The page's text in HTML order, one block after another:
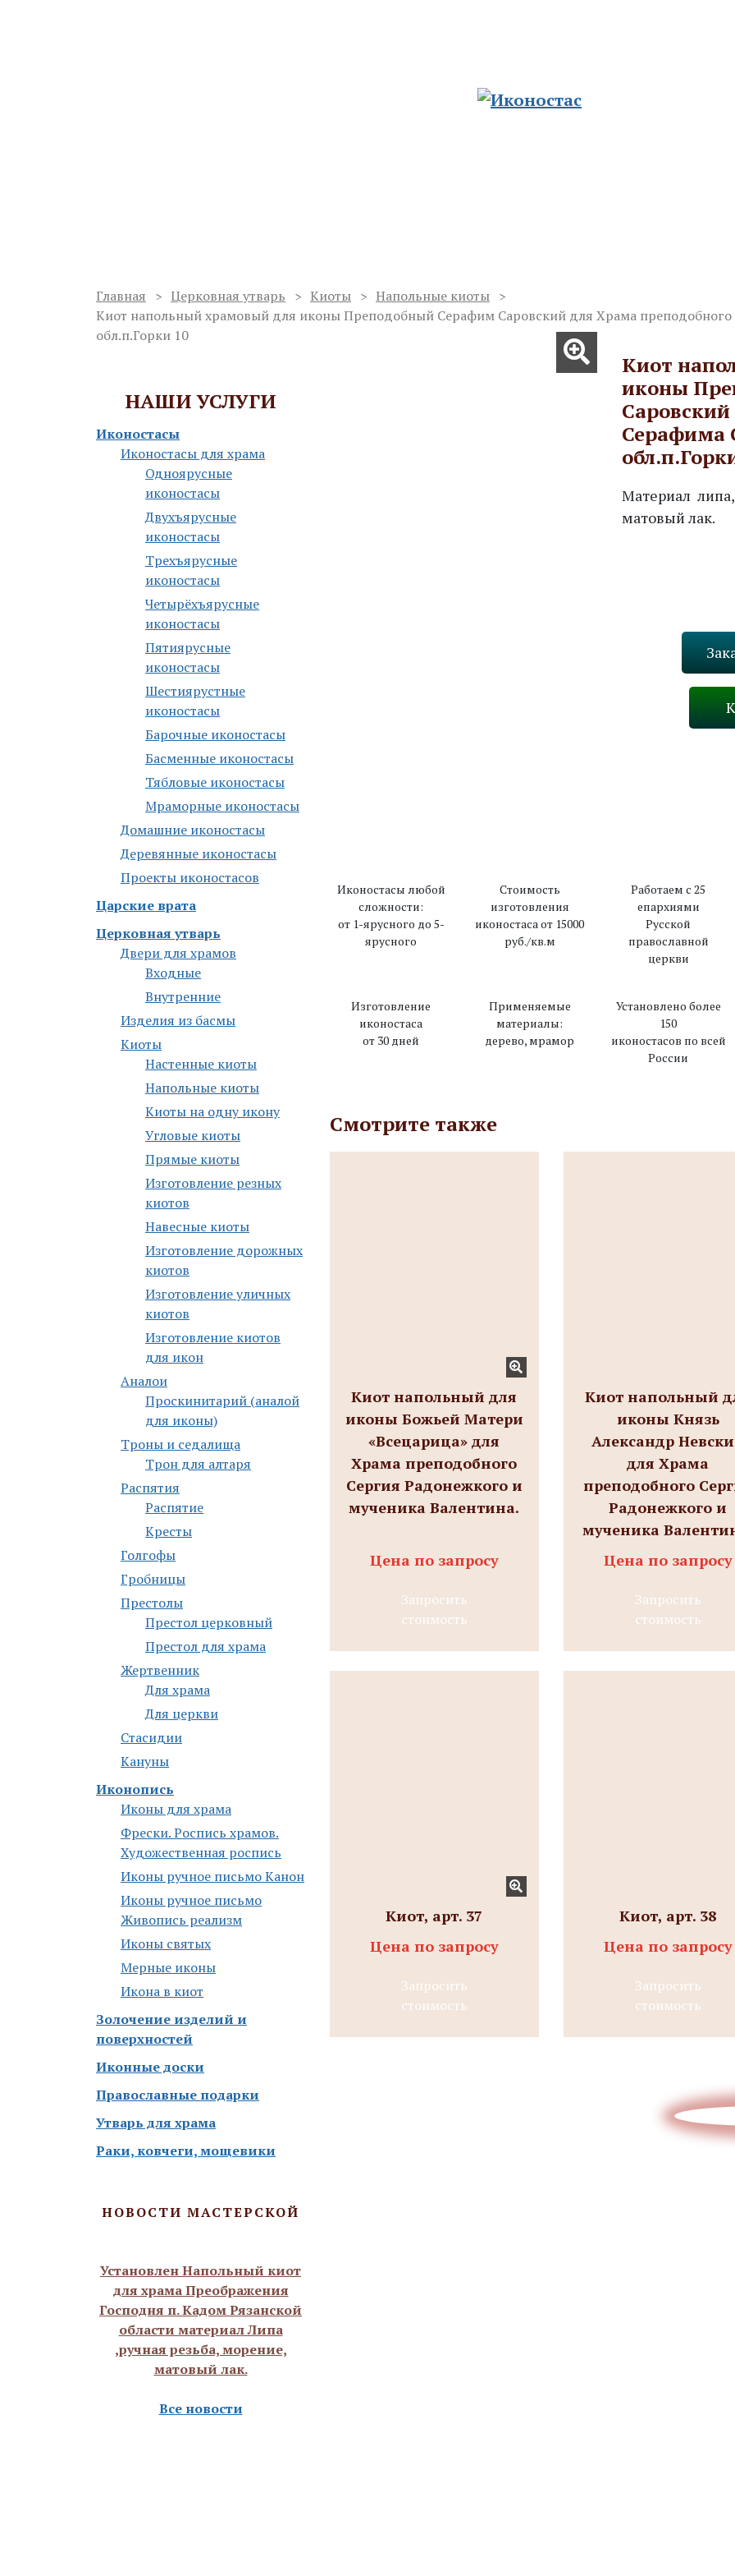
Главная Церковная утварь Киоты
Напольные киоты
Киот напольный храмовый для иконы Преподобный Серафим Саровский для Храма преподобного
обл.п.Горки 10
НАШИ УСЛУГИ
Иконостасы
Иконостасы для храма
Одноярусные
иконостасы
Двухъярусные
иконостасы
Трехъярусные
иконостасы
Четырёхъярусные
иконостасы
Пятиярусные
иконостасы
Шестиярустные
иконостасы
Барочные иконостасы
Басменные иконостасы
Тябловые иконостасы
Мраморные иконостасы
Дoмaшниe икoнoстaсы
Деревянные иконостасы
Проекты иконостасов
Царские врата
Церковная утварь
Двери для храмов
Входные
Внутренние
Изделия из басмы
Киоты
Настенные киоты
Напольные киоты
Киоты на одну икону
Угловые киоты
Прямые киоты
Изготовление резных
киотов
Навесные киоты
Изготовление дорожных
киотов
Изготовление уличных
киотов
Изготовление киотов
для икон
Аналои
Проскинитарий (аналой
для иконы)
Троны и седалища
Трон для алтаря
Распятия
Распятие
Кресты
Голгофы
Гробницы
Престолы
Престол церковный
Престол для храма
Жертвенник
Для храма
Для церкви
Стасидии
Кануны
Иконопись
Иконы для храма
Фрески. Роспись храмов.
Художественная роспись
Иконы ручное письмо Канон
Иконы ручное письмо
Живопись реализм
Иконы святых
Мерные иконы
Икона в киот
Золочение изделий и
поверхностей
Иконные доски
Православные подарки
Утварь для храма
Раки, ковчеги, мощевики
НОВОСТИ МАСТЕРСКОЙ
Установлен Напольный киот
для храма Преображения
Господня п. Кадом Рязанской
области материал Липа
,ручная резьба, морение,
матовый лак.
Все новости
Киот
иконы
Серафима
Материал
матовый лак.
Иконостасы любой
сложности:
от 1-ярусного до 5-
ярусного
Стоимость
изготовления
иконостаса от 15000
руб./кв.м
Работаем с 25
епархиями
Русской
православной
церкви
Изготовление
иконостаса
от 30 дней
Применяемые
материалы:
дерево, мрамор
Установлено более
150
иконостасов по всей
России
Смотрите также
Киот напольный для
иконы Божьей Матери
«Всецарица» для
Храма преподобного
Сергия Радонежкого и
мученика Валентина.
Цена по запросу
Запросить
стоимость
Киот напольный
иконы Князь
Александр
для Храма
преподобного
Радонежкого и
мученика
Цена по запросу
Запросить
стоимость
Киот, арт. 37
Цена по запросу
Запросить
стоимость
Киот, арт. 38
Цена по запросу
Запросить
стоимость
Отправьте эскиз/схему/проект